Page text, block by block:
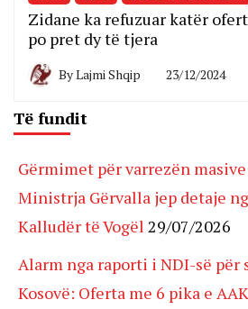
Zidane ka refuzuar katër
po pret dy të tjera
ByLajmi Shqip 23/12/2024
Të fundit
Gërmimet për varrezën
Ministrja Gërvalla jep detaje
Kalludër të Vogël 29/07/2026
Alarm nga raporti i NDI-së për
Kosovë: Oferta me 6 pika e